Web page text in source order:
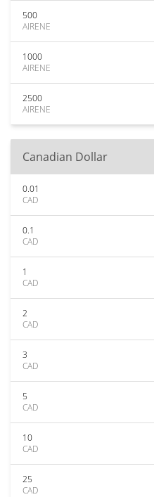
500
AIRENE
1000
AIRENE
2500
AIRENE
Canadian Dollar
0.01
CAD
0.1
CAD
1
CAD
2
CAD
3
CAD
5
CAD
10
CAD
25
CAD